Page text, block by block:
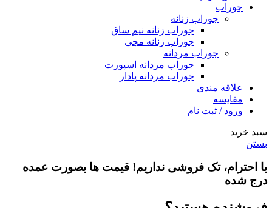
جوراب
جوراب زنانه
جوراب زنانه نیم ساق
جوراب زنانه مچی
جوراب مردانه
جوراب مردانه اسپورت
جوراب مردانه پادار
علاقه مندی
مقایسه
ورود / ثبت نام
سبد خرید
بستن
با احترام، تک فروشی نداریم! قیمت ها بصورت عمده
درج شده